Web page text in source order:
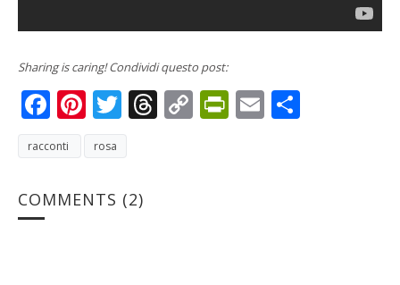
Sharing is caring! Condividi questo post:
Facebook
Pinterest
Twitter
Threads
CopyPrintFriendly
Email
racconti rosa
COMMENTS (2)